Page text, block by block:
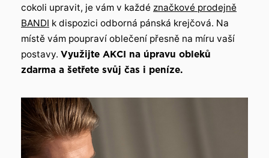
cokoli upravit, je vám v každé značkové prodejně
BANDI k dispozici odborná pánská krejčová. Na
místě vám poupraví oblečení přesně na míru vaší
postavy. Využijte AKCI na úpravu obleků
zdarma a šetřete svůj čas i peníze.